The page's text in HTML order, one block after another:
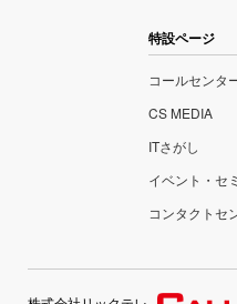
特設ページ
コールセンタ
CS MEDIA
ITさがし
イベント・セ
コンタクトセ